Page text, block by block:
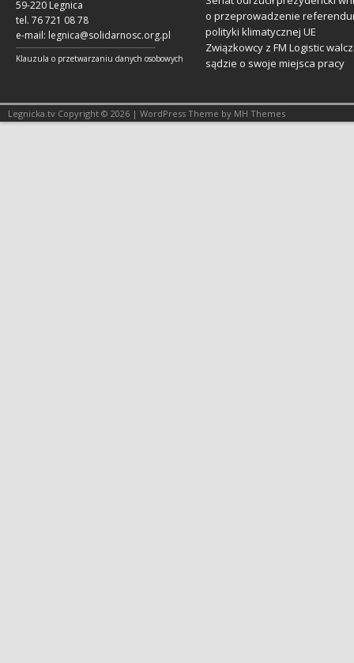
59-220 Legnica
tel. 76 721 08 78
e-mail: legnica@solidarnosc.org.pl
Klauzula o przetwarzaniu danych osobowych
o przeprowadzenie
polityki klimatycznej UE
Związkowcy z FM Logistic
sądzie o swoje miejsca pracy
Legnicka.tv Copyright © 2026 | WordPress Theme by MH Themes